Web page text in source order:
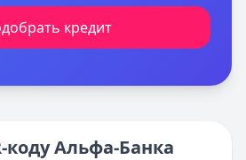
кредит
коду Альфа-Банка